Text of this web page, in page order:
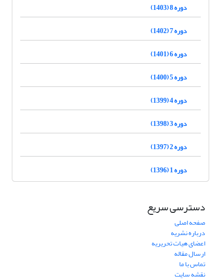
دوره 8 (1403)
دوره 7 (1402)
دوره 6 (1401)
دوره 5 (1400)
دوره 4 (1399)
دوره 3 (1398)
دوره 2 (1397)
دوره 1 (1396)
دسترسی سریع
صفحه اصلی
درباره نشریه
اعضای هیات تحریریه
ارسال مقاله
تماس با ما
نقشه سایت